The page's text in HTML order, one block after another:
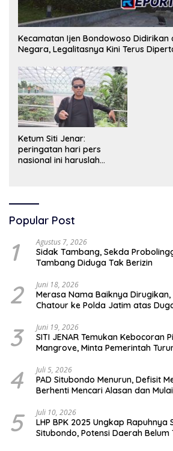
Kecamatan Ijen Bondowoso Didirikan
Negara, Legalitasnya Kini Terus
Ketum Siti Jenar:
peringatan hari pers
nasional ini haruslah
bangsa dan menjaga
demokrasi Indonesia.
Popular Post
1 Agustus 7, 2026
Sidak Tambang, Sekda
Tambang Diduga Tak Berizin
2 Juni 18, 2026
Merasa Nama Baiknya
Chatour ke Polda Jatim atas
3 Juni 19, 2026
SITI JENAR Temukan Kebocoran
Mangrove, Minta Pemerintah
4 Juli 5, 2026
PAD Situbondo Menurun, Defisit
Berhenti Mencari Alasan dan
5 Juli 10, 2026
LHP BPK 2025 Ungkap Rapuhnya
Situbondo, Potensi Daerah Belum